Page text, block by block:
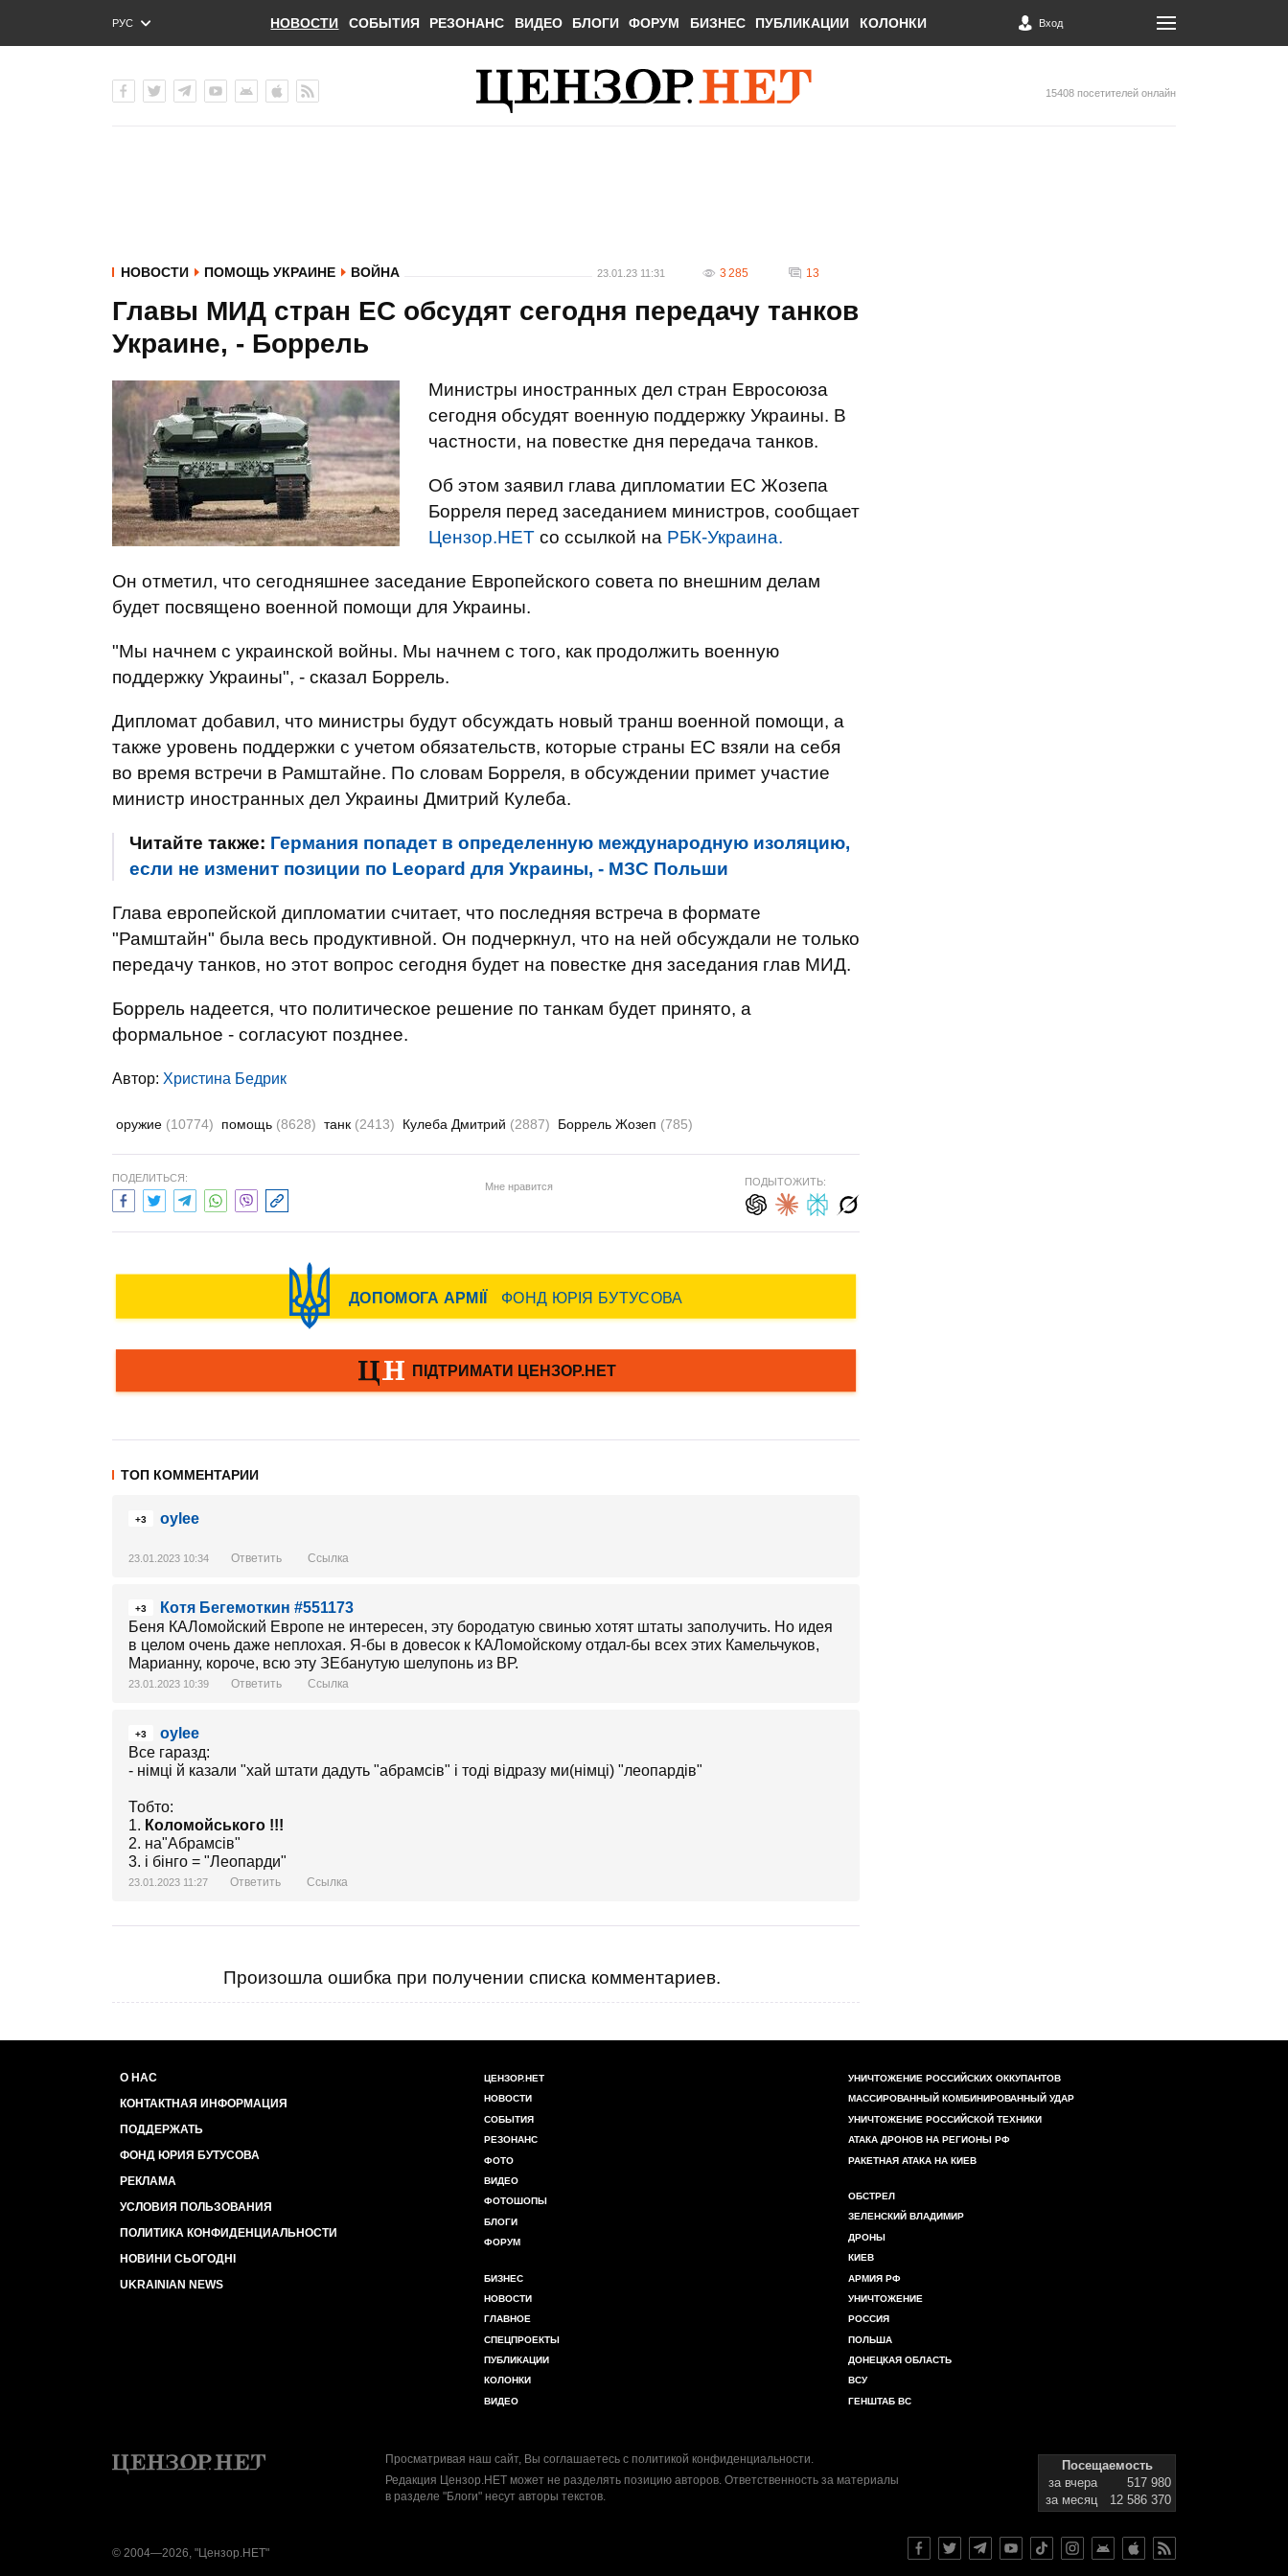
РУС
ENG
НОВОСТИ СОБЫТИЯ РЕЗОНАНС ВИДЕО БЛОГИ ФОРУМ БИЗНЕС ПУБЛИКАЦИИ КОЛОНКИ Вход
15408 посетителей онлайн
НОВОСТИ ПОМОЩЬ УКРАИНЕ ВОЙНА 23.01.23 11:31 3 285 13
Главы МИД стран ЕС обсудят сегодня передачу танков
Украине, - Боррель
Министры иностранных дел стран Евросоюза
сегодня обсудят военную поддержку Украины. В
частности, на повестке дня передача танков.
Об этом заявил глава дипломатии ЕС Жозепа
Борреля перед заседанием министров, сообщает
Цензор.НЕТ со ссылкой на РБК-Украина.
Он отметил, что сегодняшнее заседание Европейского совета по внешним делам
будет посвящено военной помощи для Украины.
"Мы начнем с украинской войны. Мы начнем с того, как продолжить военную
поддержку Украины", - сказал Боррель.
Дипломат добавил, что министры будут обсуждать новый транш военной помощи, а
также уровень поддержки с учетом обязательств, которые страны ЕС взяли на себя
во время встречи в Рамштайне. По словам Борреля, в обсуждении примет участие
министр иностранных дел Украины Дмитрий Кулеба.
Читайте также: Германия попадет в определенную международную изоляцию,
если не изменит позиции по Leopard для Украины, - МЗС Польши
Глава европейской дипломатии считает, что последняя встреча в формате
"Рамштайн" была весь продуктивной. Он подчеркнул, что на ней обсуждали не только
передачу танков, но этот вопрос сегодня будет на повестке дня заседания глав МИД.
Боррель надеется, что политическое решение по танкам будет принято, а
формальное - согласуют позднее.
Автор: Христина Бедрик
оружие (10774) помощь (8628) танк (2413) Кулеба Дмитрий (2887) Боррель Жозеп (785)
ПОДЕЛИТЬСЯ:
Мне нравится ПОДЫТОЖИТЬ:
ТОП КОММЕНТАРИИ
+3 oylee
23.01.2023 10:34 Ответить Ссылка
+3
Котя Бегемоткин #551173
Беня КАЛомойский Европе не интересен, эту бородатую свинью хотят штаты заполучить. Но идея
в целом очень даже неплохая. Я-бы в довесок к КАЛомойскому отдал-бы всех этих Камельчуков,
Марианну, короче, всю эту ЗЕбанутую шелупонь из ВР.
23.01.2023 10:39 Ответить Ссылка
+3
oylee
Все гаразд:
- німці й казали "хай штати дадуть "абрамсів" і тоді відразу ми(німці) "леопардів"
Тобто:
1. Коломойського !!!
2. на"Абрамсів"
3. і бінго = "Леопарди"
23.01.2023 11:27 Ответить Ссылка
Произошла ошибка при получении списка комментариев.
О НАС
КОНТАКТНАЯ ИНФОРМАЦИЯ
ПОДДЕРЖАТЬ
ФОНД ЮРИЯ БУТУСОВА
РЕКЛАМА
УСЛОВИЯ ПОЛЬЗОВАНИЯ
ПОЛИТИКА КОНФИДЕНЦИАЛЬНОСТИ
НОВИНИ СЬОГОДНІ
UKRAINIAN NEWS
ЦЕНЗОР.НЕТ
НОВОСТИ
СОБЫТИЯ
РЕЗОНАНС
ФОТО
ВИДЕО
ФОТОШОПЫ
БЛОГИ
ФОРУМ
БИЗНЕС
НОВОСТИ
ГЛАВНОЕ
СПЕЦПРОЕКТЫ
ПУБЛИКАЦИИ
КОЛОНКИ
ВИДЕО
УНИЧТОЖЕНИЕ РОССИЙСКИХ ОККУПАНТОВ
МАССИРОВАННЫЙ КОМБИНИРОВАННЫЙ УДАР
УНИЧТОЖЕНИЕ РОССИЙСКОЙ ТЕХНИКИ
АТАКА ДРОНОВ НА РЕГИОНЫ РФ
РАКЕТНАЯ АТАКА НА КИЕВ
ОБСТРЕЛ
ЗЕЛЕНСКИЙ ВЛАДИМИР
ДРОНЫ
КИЕВ
АРМИЯ РФ
УНИЧТОЖЕНИЕ
РОССИЯ
ПОЛЬША
ДОНЕЦКАЯ ОБЛАСТЬ
ВСУ
ГЕНШТАБ ВС
Просматривая наш сайт, Вы соглашаетесь с политикой конфиденциальности.
Редакция Цензор.НЕТ может не разделять позицию авторов. Ответственность за материалы
в разделе "Блоги" несут авторы текстов.
Посещаемость
за вчера
517 980
за месяц
12 586 370
© 2004—2026, "Цензор.НЕТ"